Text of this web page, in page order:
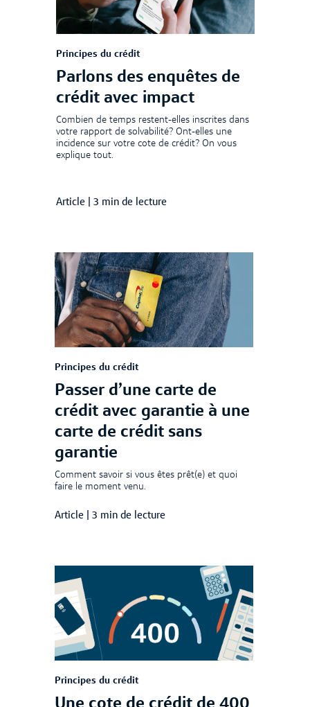
Principes du crédit
Parlons des enquêtes de
crédit avec impact
Combien de temps restent-elles inscrites dans
votre rapport de solvabilité? Ont-elles une
incidence sur votre cote de crédit? On vous
explique tout.
Article 3 min de lecture
Principes du crédit
Passer d’une carte de
crédit avec garantie à une
carte de crédit sans
garantie
Comment savoir si vous êtes prêt(e) et quoi
faire le moment venu.
Article 3 min de lecture
Principes du crédit